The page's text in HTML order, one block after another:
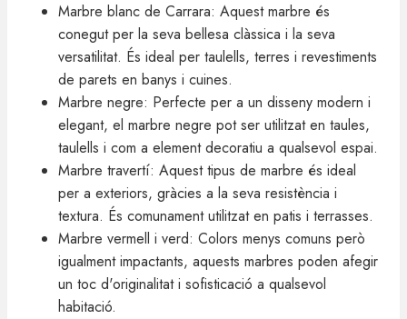
Marbre blanc de Carrara: Aquest marbre és
conegut per la seva bellesa clàssica i la seva
versatilitat. És ideal per taulells, terres i revestiments
de parets en banys i cuines.
Marbre negre: Perfecte per a un disseny modern i
elegant, el marbre negre pot ser utilitzat en taules,
taulells i com a element decoratiu a qualsevol espai.
Marbre travertí: Aquest tipus de marbre és ideal
per a exteriors, gràcies a la seva resistència i
textura. És comunament utilitzat en patis i terrasses.
Marbre vermell i verd: Colors menys comuns però
igualment impactants, aquests marbres poden afegir
un toc d'originalitat i sofisticació a qualsevol
habitació.